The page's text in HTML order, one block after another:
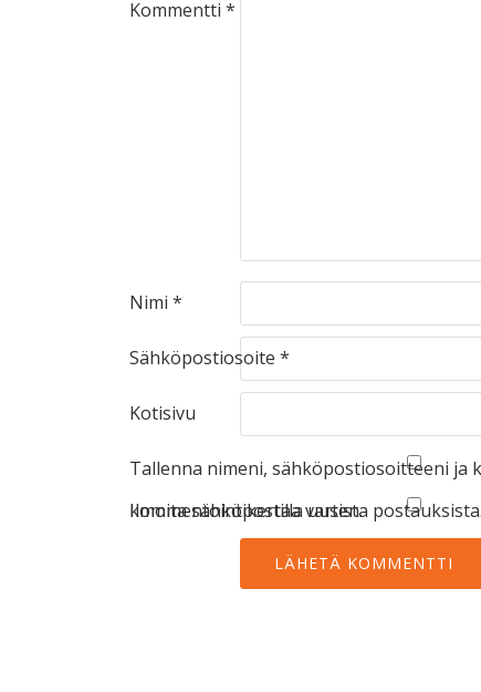
Kommentti *
Nimi *
Sähköpostiosoite *
Kotisivu
Tallenna nimeni, sähköpostiosoitteeni ja
kommentointikertaa varten.
Ilmoita sähköpostilla uusista postauksista.